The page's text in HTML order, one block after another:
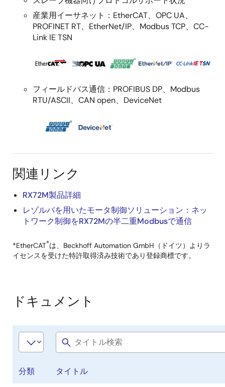
産業用イーサネット：EtherCAT、OPC UA、
PROFINET RT、EtherNet/IP、Modbus TCP、CC-
Link IE TSN
画
フィールドバス通信：PROFIBUS DP、Modbus
RTU/ASCII、CAN open、DeviceNet
関連リンク
RX72M製品詳細
レゾルバを用いたモータ制御ソリューション：ネッ
トワーク制御をRX72Mの半二重Modbusで通信
*EtherCAT®は、Beckhoff Automation GmbH（ドイツ）よりラ
イセンスを受けた特許取得済み技術であり登録商標です。
ドキュメント
分類 タイトル